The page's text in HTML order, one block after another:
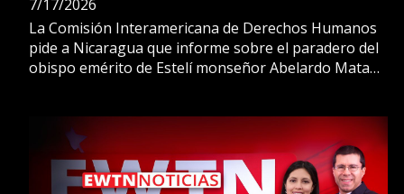
7/17/2026
La Comisión Interamericana de Derechos Humanos
pide a Nicaragua que informe sobre el paradero del
obispo emérito de Estelí monseñor Abelardo Mata
visita del Papa León XIV.